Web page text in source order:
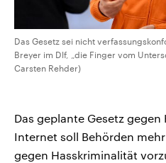
Das Gesetz sei nicht
Breyer im Dlf, „die Finger vom
Carsten Rehder)
Das geplante Gesetz
Internet soll Behörden
gegen Hasskriminalität